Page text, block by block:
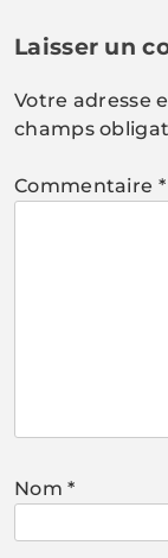
Laisser un
Votre adresse
champs
Commentaire *
Nom*